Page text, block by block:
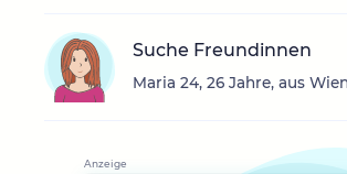
Suche Freundinnen
Maria 24, 26 Jahre, aus